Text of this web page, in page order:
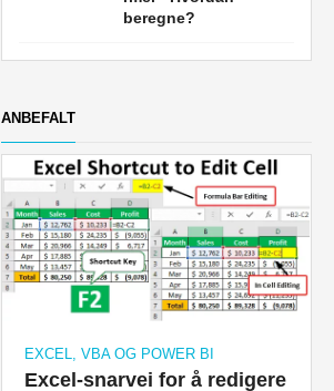
beregne?
ANBEFALT
EXCEL, VBA OG POWER BI
Excel-snarvei for å redigere